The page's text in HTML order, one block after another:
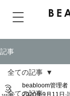
記事
全ての記事
全ての記事
beabloom管理者
2020年9月11日